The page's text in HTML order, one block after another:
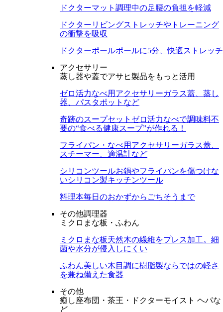
ドクターマット 調理中の足腰の負担を軽減
ドクターリビングストレッチやトレーニング
の衝撃を吸収
ドクターポールポールに5分、快適ストレッチ
アクセサリー
蒸し器や蓋でアサヒ製品をもっと活用
ゼロ活力なべ用アクセサリーガラス蓋、蒸し
器、パスタポットなど
奇跡のスープセット ゼロ活力なべで調味料不
要の“食べる健康スープ”が作れる！
フライパン・なべ用アクセサリーガラス蓋、
スチーマー、適温計など
シリコンツールお鍋やフライパンを傷つけな
いシリコン製キッチンツール
料理本毎日のおかずからごちそうまで
その他調理器
ミクロまな板・ふわん
ミクロまな板天然木の繊維をプレス加工。細
菌や水分が侵入しにくい
ふわん美しい木目調に樹脂製ならではの軽さ
を兼ね備えた食器
その他
癒し座布団・茶王・ドクターモイスト ヘパな
ど